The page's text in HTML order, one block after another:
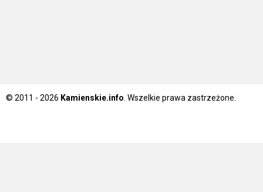
© 2011 - 2026 Kamienskie.info . Wszelkie prawa zastrzeżone.